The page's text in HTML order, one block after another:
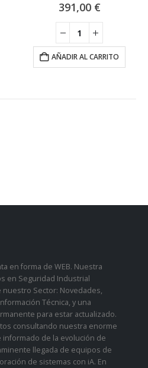
391,00 €
AÑADIR AL CARRITO
en forma de WEB. Nuestra
en Seguridad Industrial
Sector: Novedades,
Técnica, y una
para estar actualizado.
consultando nuestra enorme
de la evolución de
llegada de equipos de
de sistemas con iA. En